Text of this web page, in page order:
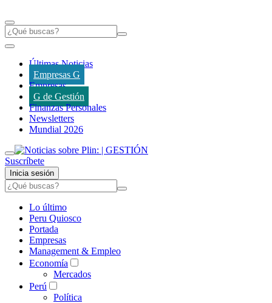
Últimas Noticias
Empresas G
Empresas
G de Gestión
Finanzas Personales
Newsletters
Mundial 2026
Suscríbete
Inicia sesión
Lo último
Peru Quiosco
Portada
Empresas
Management & Empleo
Economía
Mercados
Perú
Política